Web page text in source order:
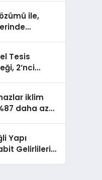
ile,
Tesis
2’nci
iklim
daha az
Yapı